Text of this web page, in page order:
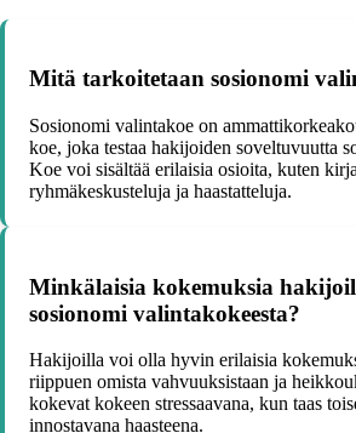
Mitä tarkoitetaan sosionomi
Sosionomi valintakoe on
koe, joka testaa hakijoiden soveltuvuutta
Koe voi sisältää erilaisia osioita, kuten
ryhmäkeskusteluja ja haastatteluja.
Minkälaisia kokemuksia
sosionomi valintakokeesta?
Hakijoilla voi olla hyvin erilaisia
riippuen omista vahvuuksistaan ja
kokevat kokeen stressaavana, kun taas
innostavana haasteena.